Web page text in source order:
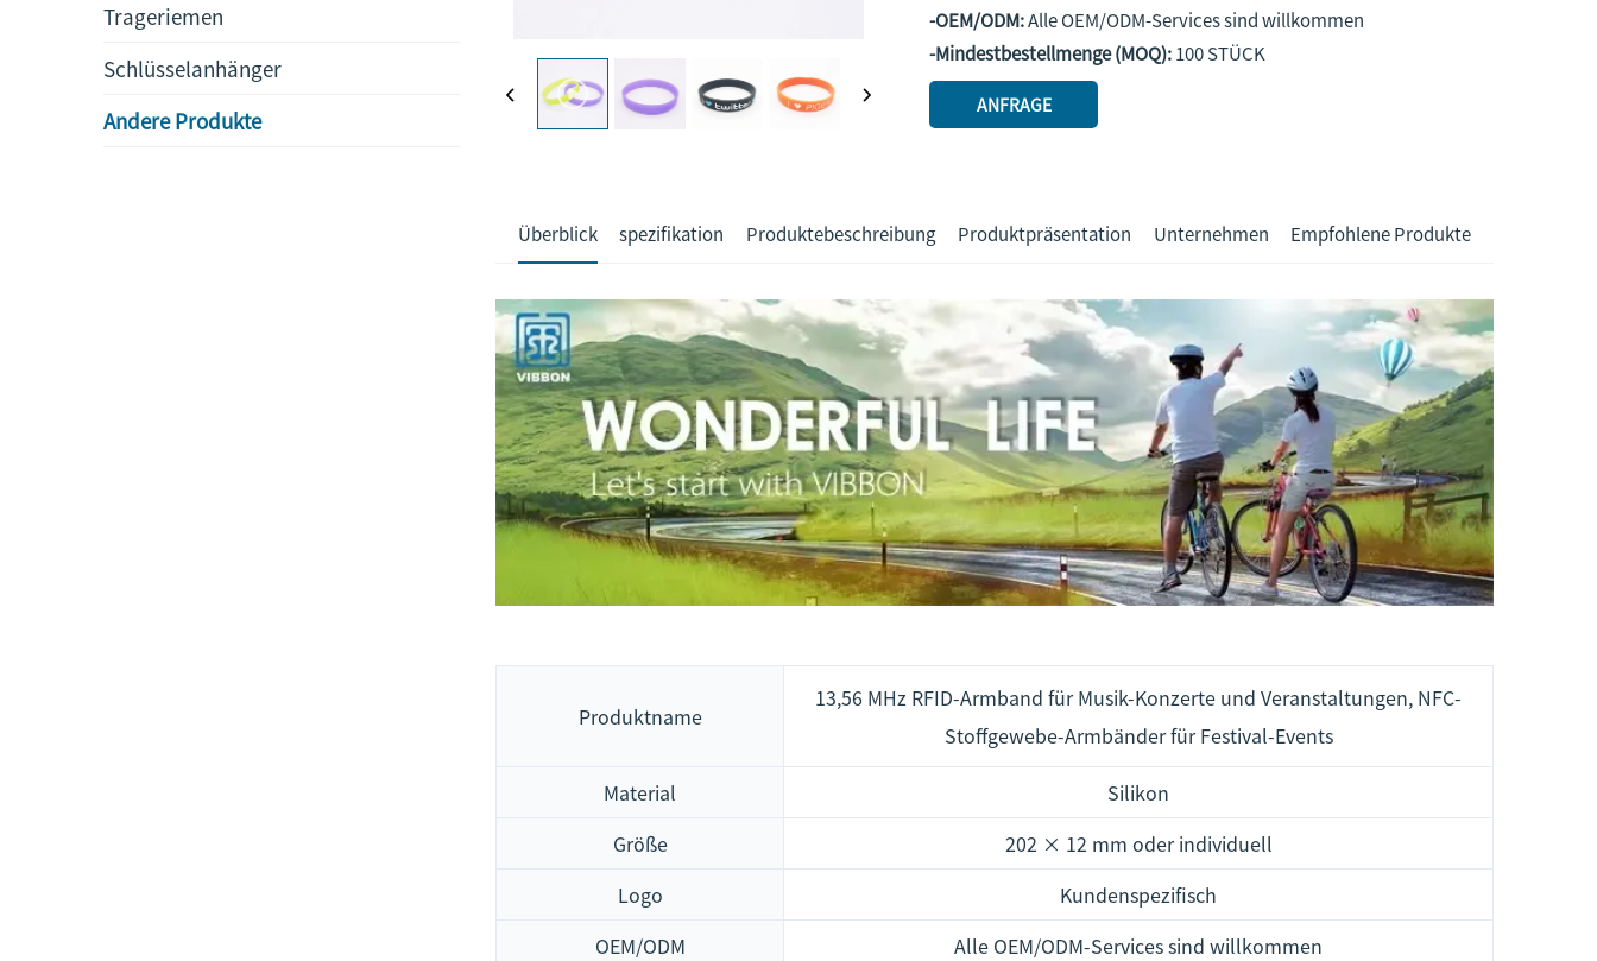
Trageriemen
Schlüsselanhänger
Andere Produkte
-OEM/ODM:Alle OEM/ODM-Services sind willkommen
-Mindestbestellmenge (MOQ):100 STÜCK
ANFRAGE
Überblick spezifikation Produktebeschreibung Produktpräsentation Unternehmen Empfohlene Produkte
Produktname
13,56 MHz RFID-Armband für Musik-Konzerte und Veranstaltungen, NFC-
Stoffgewebe-Armbänder für Festival-Events
Material
Silikon
Größe
202 × 12 mm oder individuell
Logo
Kundenspezifisch
OEM/ODM
Alle OEM/ODM-Services sind willkommen